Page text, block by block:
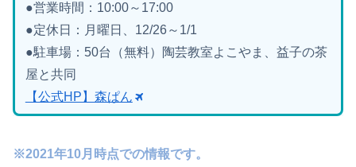
●営業時間：10:00～17:00
●定休日：月曜日、12/26～1/1
●駐車場：50台（無料）陶芸教室よこやま、益子の茶
屋と共同
【公式HP】森ぱん
※2021年10月時点での情報です。